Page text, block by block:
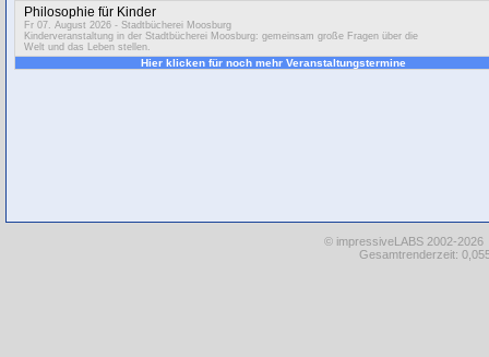
Philosophie für Kinder
Fr 07. August 2026 - Stadtbücherei Moosburg
Kinderveranstaltung in der Stadtbücherei Moosburg: gemeinsam große Fragen über die
Welt und das Leben stellen.
Hier klicken für noch mehr Veranstaltungstermine
© impressiveLABS 2002-
Gesamtrenderzeit: